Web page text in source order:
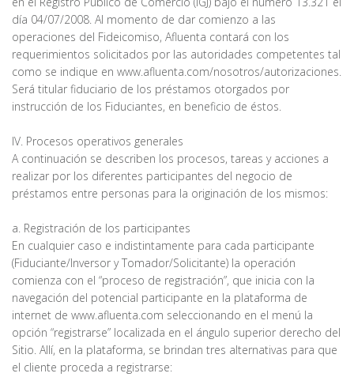
día 04/07/2008. Al momento de dar comienzo a las
operaciones del Fideicomiso, Afluenta contará con los
requerimientos solicitados por las autoridades competentes tal
como se indique en www.afluenta.com/nosotros/autorizaciones.
Será titular fiduciario de los préstamos otorgados por
instrucción de los Fiduciantes, en beneficio de éstos.
IV. Procesos operativos generales
A continuación se describen los procesos, tareas y acciones a
realizar por los diferentes participantes del negocio de
préstamos entre personas para la originación de los mismos:
a. Registración de los participantes
En cualquier caso e indistintamente para cada participante
(Fiduciante/Inversor y Tomador/Solicitante) la operación
comienza con el “proceso de registración”, que inicia con la
navegación del potencial participante en la plataforma de
internet de www.afluenta.com seleccionando en el menú la
opción “registrarse” localizada en el ángulo superior derecho del
Sitio. Allí, en la plataforma, se brindan tres alternativas para que
el cliente proceda a registrarse: